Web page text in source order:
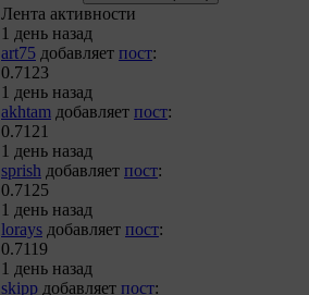
Лента активности
1 день назад
art75 добавляет пост:
0.7123
1 день назад
akhtam добавляет пост:
0.7121
1 день назад
sprish добавляет пост:
0.7125
1 день назад
lorays добавляет пост:
0.7119
1 день назад
skipp добавляет пост: